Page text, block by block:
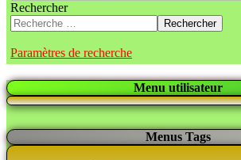
Rechercher
Rechercher
Paramètres de recherche
Menu utilisateur
Menus Tags